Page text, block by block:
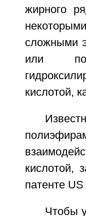
жирного
сложными
или
кислотой,
кислотой,
патенте
Чтобы